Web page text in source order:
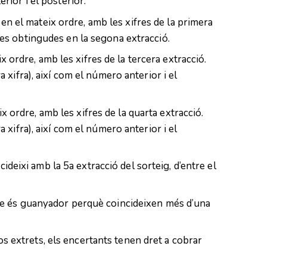
el mateix ordre, amb les xifres de la primera
obtingudes en la segona extracció.
ordre, amb les xifres de la tercera extracció.
xifra), així com el número anterior i el
ordre, amb les xifres de la quarta extracció.
xifra), així com el número anterior i el
amb la 5a extracció del sorteig, d’entre el
guanyador perquè coincideixen més d’una
extrets, els encertants tenen dret a cobrar